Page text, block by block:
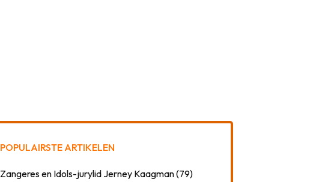
POPULAIRSTE ARTIKELEN
Zangeres en Idols-jurylid Jerney Kaagman (79)